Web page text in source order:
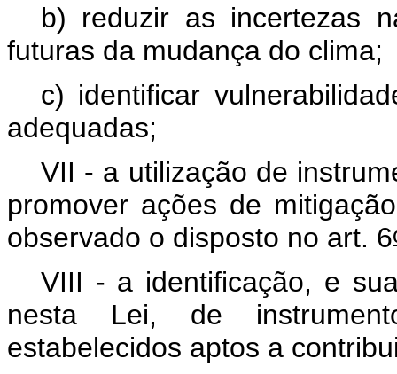
b) reduzir as incertezas
futuras da mudança do clima;
c) identificar
adequadas;
VII - a utilização de
promover ações de
observado o disposto no art. 6
VIII - a identificação, e
nesta Lei, de
estabelecidos aptos a